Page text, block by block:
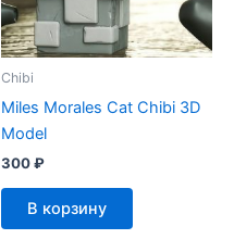
Chibi
Miles Morales Cat Chibi 3D
Model
300₽
В корзину